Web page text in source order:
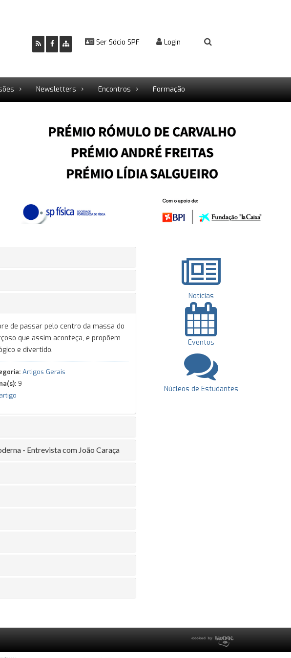
Ser Sócio SPF Login
Newsletters Encontros Formação
de passar pelo centro da massa do
que assim aconteça, e propõem
e divertido.
Artigos Gerais
9
- Entrevista com João Caraça
Notícias
Eventos
Núcleos de Estudantes